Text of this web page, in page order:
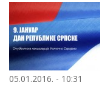
05.01.2016. - 10:31